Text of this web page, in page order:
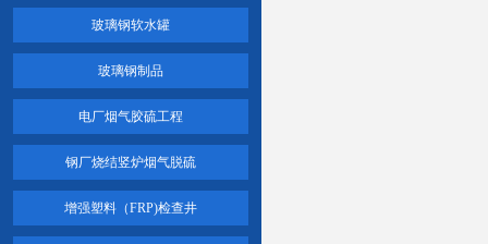
玻璃钢软水罐
玻璃钢制品
电厂烟气胶硫工程
钢厂烧结竖炉烟气脱硫
增强塑料（FRP)检查井